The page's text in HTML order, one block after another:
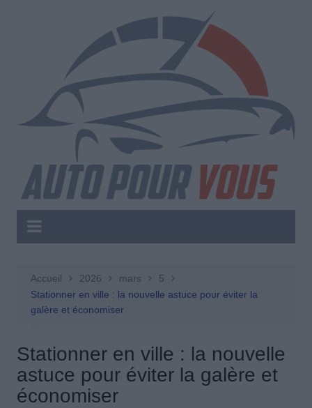
Accueil 2026 mars
5
Stationner en ville : la nouvelle astuce pour éviter la
galère et économiser
Stationner en ville : la nouvelle
astuce pour éviter la galère et
économiser